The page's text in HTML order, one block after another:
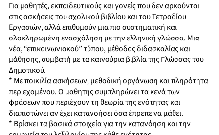
Για μαθητές, εκπαιδευτικούς και γονείς που δεν αρκούνται
στις ασκήσεις του σχολικού βιβλίου και του Τετραδίου
Εργασιών, αλλά επιθυμούν μια πιο συστηματική και
ολοκληρωμένη ενασχόληση με την ελληνική γλώσσα. Μια
νέα, “επικοινωνιακού” τύπου, μέθοδος διδασκαλίας και
μάθησης, συμβατή με τα καινούρια βιβλία της Γλώσσας του
Δημοτικού.
* Με ποικιλία ασκήσεων, μεθοδική οργάνωση και πληρότητα
περιεχομένου. Ο μαθητής συμπληρώνει τα κενά των
φράσεων που περιέχουν τη θεωρία της ενότητας και
διαπιστώνει αν έχει κατανοήσει όσα έπρεπε να μάθει.
* Βρίσκει τα βασικά στοιχεία για την κατανόηση και την